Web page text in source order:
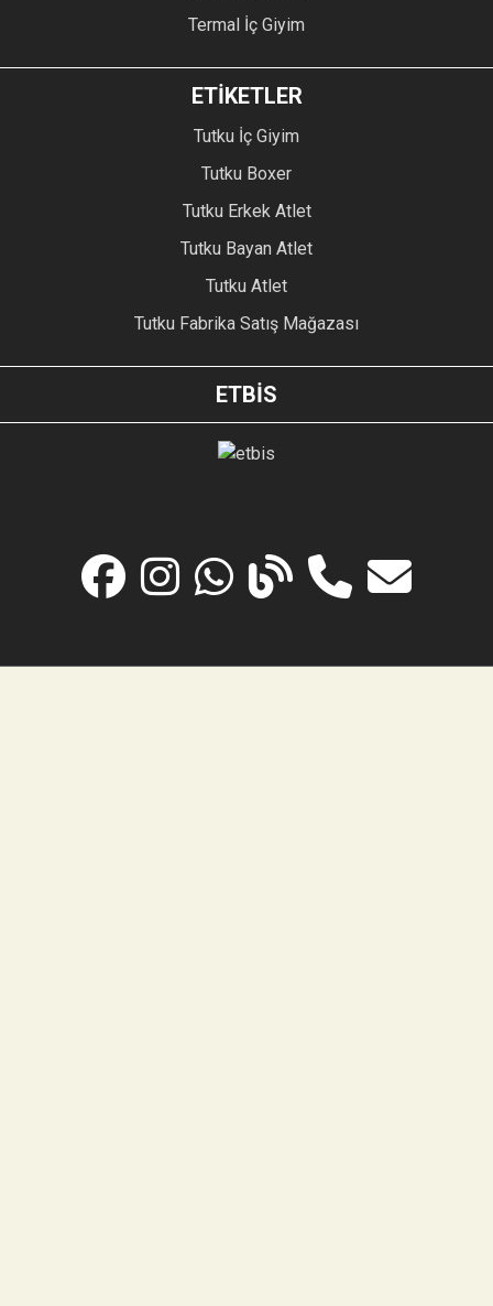
Termal İç Giyim
ETİKETLER
Tutku İç Giyim
Tutku Boxer
Tutku Erkek Atlet
Tutku Bayan Atlet
Tutku Atlet
Tutku Fabrika Satış Mağazası
ETBİS